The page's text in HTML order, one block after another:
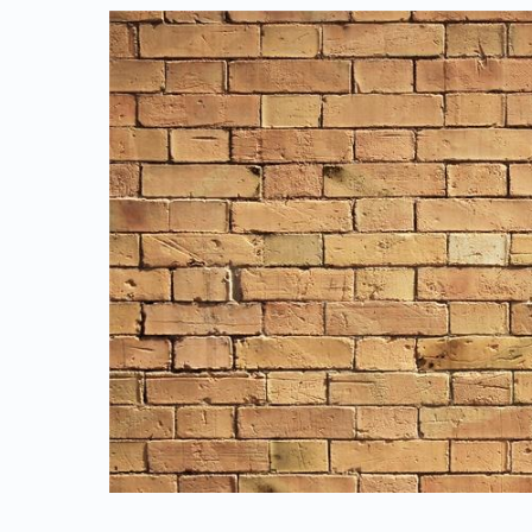
Link identifier archive #link-archive-thumb-soap-4127